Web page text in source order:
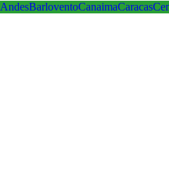
AndesBarloventoCanaimaCaracas